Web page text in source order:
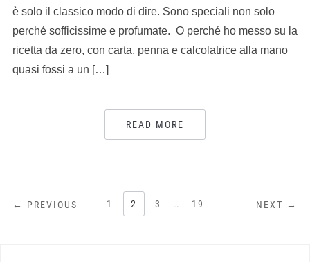
è solo il classico modo di dire. Sono speciali non solo
perché sofficissime e profumate. O perché ho messo su la
ricetta da zero, con carta, penna e calcolatrice alla mano
quasi fossi a un […]
READ MORE
NAVIGAZIONE
← PREVIOUS 1 2 3 … 19 NEXT →